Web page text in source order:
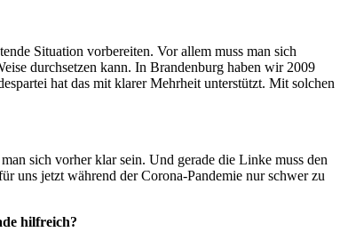
Situation vorbereiten. Vor allem muss man sich
durchsetzen kann. In Brandenburg haben wir 2009
hat das mit klarer Mehrheit unterstützt. Mit solchen
sich vorher klar sein. Und gerade die Linke muss den
uns jetzt während der Corona-Pandemie nur schwer zu
hilfreich?